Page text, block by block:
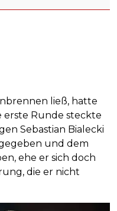
ließ, hatte
erste Runde steckte
Sebastian Bialecki
und dem
ehe er sich doch
die er nicht